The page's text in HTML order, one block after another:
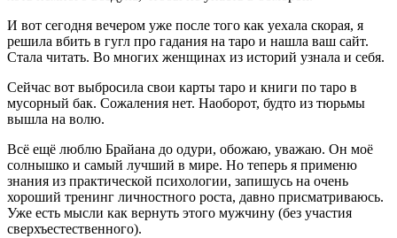
И вот сегодня вечером уже после того как уехала скорая, я
решила вбить в гугл про гадания на таро и нашла ваш сайт.
Стала читать. Во многих женщинах из историй узнала и себя.
Сейчас вот выбросила свои карты таро и книги по таро в
мусорный бак. Сожаления нет. Наоборот, будто из тюрьмы
вышла на волю.
Всё ещё люблю Брайана до одури, обожаю, уважаю. Он моё
солнышко и самый лучший в мире. Но теперь я применю
знания из практической психологии, запишусь на очень
хороший тренинг личностного роста, давно присматриваюсь.
Уже есть мысли как вернуть этого мужчину (без участия
сверхъестественного).